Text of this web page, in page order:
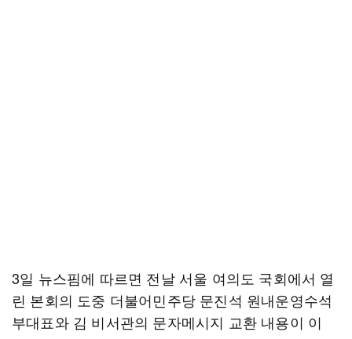
3일 뉴스핌에 따르면 전날 서울 여의도 국회에서 열
린 본회의 도중 더불어민주당 문진석 원내운영수석
부대표와 김 비서관의 문자메시지 교환 내용이 이